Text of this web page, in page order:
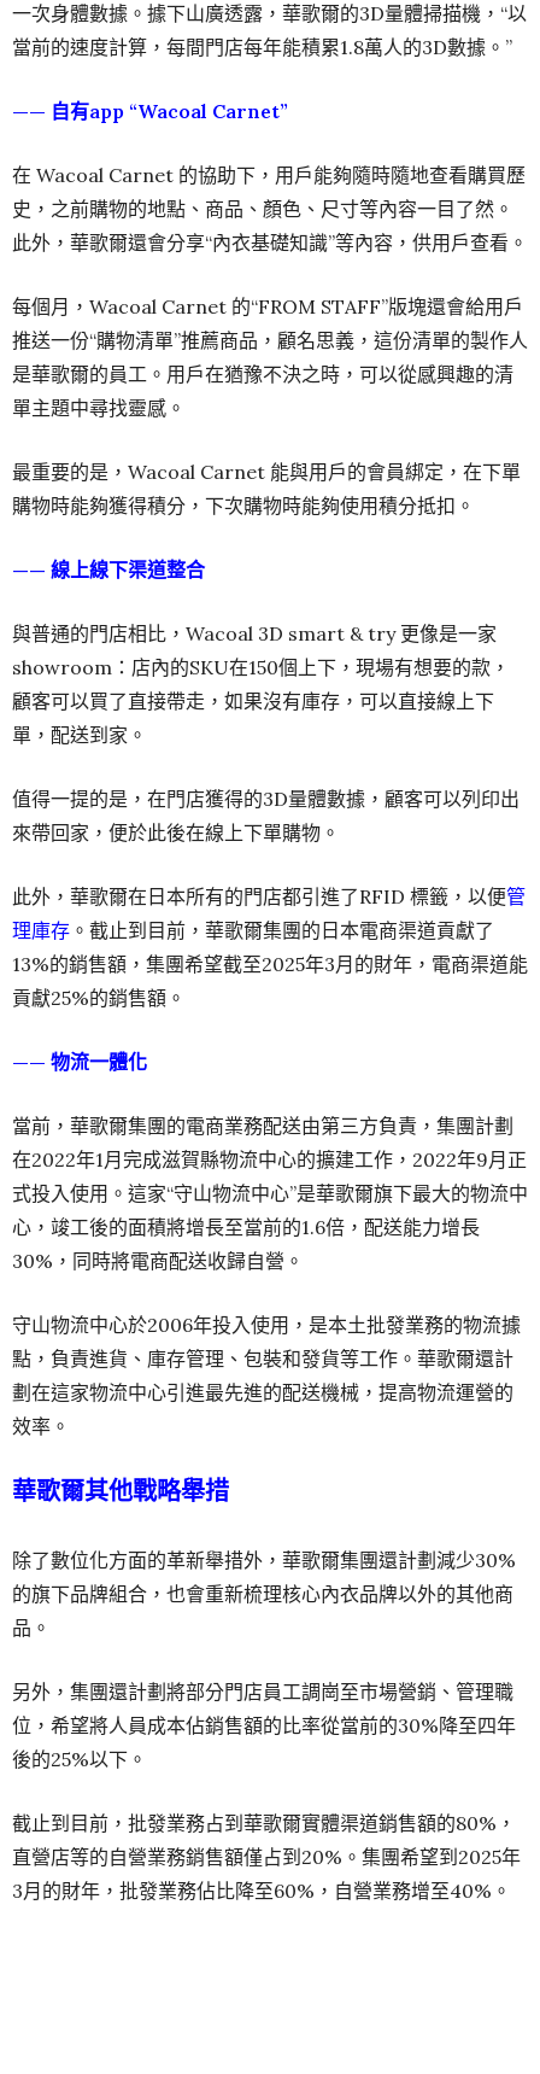
一次身體數據。據下山廣透露，華歌爾的3D量體掃描機，“以
當前的速度計算，每間門店每年能積累1.8萬人的3D數據。”
—— 自有app “Wacoal Carnet”
在 Wacoal Carnet 的協助下，用戶能夠隨時隨地查看購買歷
史，之前購物的地點、商品、顏色、尺寸等內容一目了然。
此外，華歌爾還會分享“內衣基礎知識”等內容，供用戶查看。
每個月，Wacoal Carnet 的“FROM STAFF”版塊還會給用戶
推送一份“購物清單”推薦商品，顧名思義，這份清單的製作人
是華歌爾的員工。用戶在猶豫不決之時，可以從感興趣的清
單主題中尋找靈感。
最重要的是，Wacoal Carnet 能與用戶的會員綁定，在下單
購物時能夠獲得積分，下次購物時能夠使用積分抵扣。
—— 線上線下渠道整合
與普通的門店相比，Wacoal 3D smart & try 更像是一家
showroom：店內的SKU在150個上下，現場有想要的款，
顧客可以買了直接帶走，如果沒有庫存，可以直接線上下
單，配送到家。
值得一提的是，在門店獲得的3D量體數據，顧客可以列印出
來帶回家，便於此後在線上下單購物。
此外，華歌爾在日本所有的門店都引進了RFID 標籤，以便管
理庫存 。截止到目前，華歌爾集團的日本電商渠道貢獻了
13%的銷售額，集團希望截至2025年3月的財年，電商渠道能
貢獻25%的銷售額。
—— 物流一體化
當前，華歌爾集團的電商業務配送由第三方負責，集團計劃
在2022年1月完成滋賀縣物流中心的擴建工作，2022年9月正
式投入使用。這家“守山物流中心”是華歌爾旗下最大的物流中
心，竣工後的面積將增長至當前的1.6倍，配送能力增長
30%，同時將電商配送收歸自營。
守山物流中心於2006年投入使用，是本土批發業務的物流據
點，負責進貨、庫存管理、包裝和發貨等工作。華歌爾還計
劃在這家物流中心引進最先進的配送機械，提高物流運營的
效率。
華歌爾其他戰略舉措
除了數位化方面的革新舉措外，華歌爾集團還計劃減少30%
的旗下品牌組合，也會重新梳理核心內衣品牌以外的其他商
品。
另外，集團還計劃將部分門店員工調崗至市場營銷、管理職
位，希望將人員成本佔銷售額的比率從當前的30%降至四年
後的25%以下。
截止到目前，批發業務占到華歌爾實體渠道銷售額的80%，
直營店等的自營業務銷售額僅占到20%。集團希望到2025年
3月的財年，批發業務佔比降至60%，自營業務增至40%。